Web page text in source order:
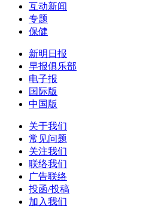
互动新闻
专题
保健
新明日报
早报俱乐部
电子报
国际版
中国版
关于我们
常见问题
关注我们
联络我们
广告联络
投函/投稿
加入我们